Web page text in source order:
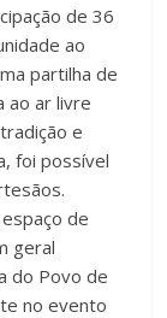
de 36
ao
partilha de
ao ar livre
e
foi possível
de
geral
do Povo de
no evento